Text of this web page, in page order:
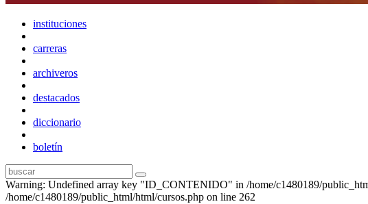
instituciones
carreras
archiveros
destacados
diccionario
boletín
Warning: Undefined array key "ID_CONTENIDO" in /home/c1480189/
/home/c1480189/public_html/html/cursos.php on line 262